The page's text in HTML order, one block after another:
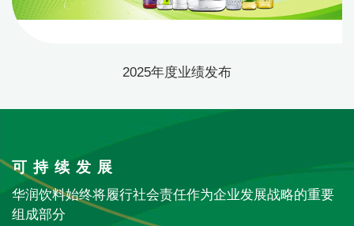
2025年度业绩发布
可持续发展
华润饮料始终将履行社会责任作为企业发展战略的重要
组成部分